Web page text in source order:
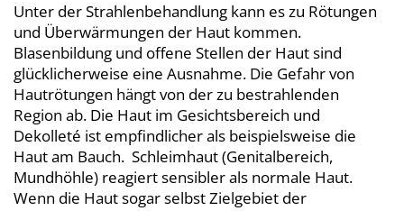
Unter der Strahlenbehandlung kann es zu Rötungen
und Überwärmungen der Haut kommen.
Blasenbildung und offene Stellen der Haut sind
glücklicherweise eine Ausnahme. Die Gefahr von
Hautrötungen hängt von der zu bestrahlenden
Region ab. Die Haut im Gesichtsbereich und
Dekolleté ist empfindlicher als beispielsweise die
Haut am Bauch. Schleimhaut (Genitalbereich,
Mundhöhle) reagiert sensibler als normale Haut.
Wenn die Haut sogar selbst Zielgebiet der